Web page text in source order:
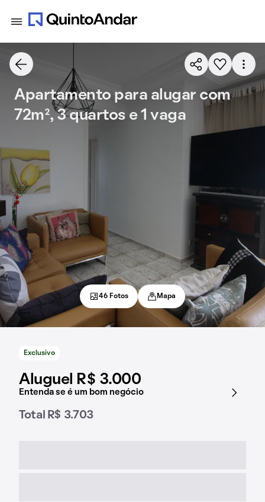
Exclusivo
Aluguel R$ 3.000
Entenda se é um bom negócio
Total R$ 3.703
Apartamento para alugar com
72m², 3 quartos e 1 vaga
46 Fotos Mapa